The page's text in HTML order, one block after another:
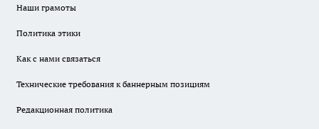
Наши грамоты
Политика этики
Как с нами связаться
Технические требования к баннерным позициям
Редакционная политика